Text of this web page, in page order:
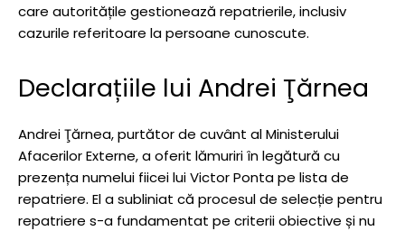
care autoritățile gestionează repatrierile, inclusiv
cazurile referitoare la persoane cunoscute.
Declarațiile lui Andrei Ţărnea
Andrei Ţărnea, purtător de cuvânt al Ministerului
Afacerilor Externe, a oferit lămuriri în legătură cu
prezența numelui fiicei lui Victor Ponta pe lista de
repatriere. El a subliniat că procesul de selecție pentru
repatriere s-a fundamentat pe criterii obiective și nu